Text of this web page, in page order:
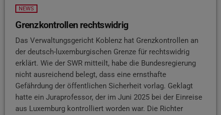
NEWS
Grenzkontrollen rechtswidrig
Das Verwaltungsgericht Koblenz hat Grenzkontrollen an
der deutsch-luxemburgischen Grenze für rechtswidrig
erklärt. Wie der SWR mitteilt, habe die Bundesregierung
nicht ausreichend belegt, dass eine ernsthafte
Gefährdung der öffentlichen Sicherheit vorlag. Geklagt
hatte ein Juraprofessor, der im Juni 2025 bei der Einreise
aus Luxemburg kontrolliert worden war. Die Richter